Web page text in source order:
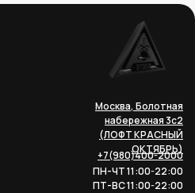
Москва, Болотная
набережная 3с2
(ЛОФТ КРАСНЫЙ
ОКТЯБРЬ)
+7(980)400-2000
ПН-ЧТ 11:00-22:00
ПТ-ВС 11:00-22:00